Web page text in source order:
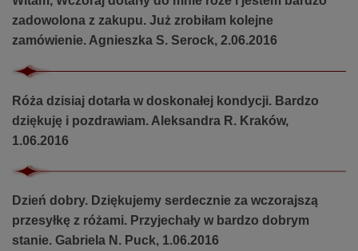
zadowolona z zakupu. Już zrobiłam kolejne
zamówienie. Agnieszka S. Serock, 2.06.2016
Róża dzisiaj dotarła w doskonałej kondycji. Bardzo
dziękuję i pozdrawiam. Aleksandra R. Kraków,
1.06.2016
Dzień dobry. Dziękujemy serdecznie za wczorajszą
przesyłkę z różami. Przyjechały w bardzo dobrym
stanie. Gabriela N. Puck, 1.06.2016